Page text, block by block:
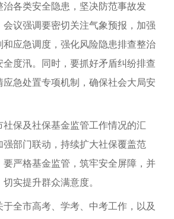
治各类安全隐患，坚决防范事故发
议强调要密切关注气象预报，加强
和应急调度，强化风险隐患排查整治
度汛。同时，要抓好矛盾纠纷排查
急处置专项机制，确保社会大局安
社保及社保基金监管工作情况的汇
强部门联动，持续扩大社保覆盖范
要严格基金监管，筑牢安全屏障，并
实提升群众满意度。
全市高考、学考、中考工作，以及